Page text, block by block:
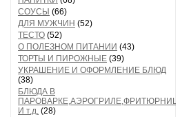
СОУСЫ (66)
ДЛЯ МУЖЧИН (52)
ТЕСТО (52)
О ПОЛЕЗНОМ ПИТАНИИ (43)
ТОРТЫ И ПИРОЖНЫЕ (39)
УКРАШЕНИЕ И ОФОРМЛЕНИЕ БЛЮД
(38)
БЛЮДА В
ПАРОВАРКЕ,АЭРОГРИЛЕ,ФРИТЮРНИЦЕ
И т.д. (28)